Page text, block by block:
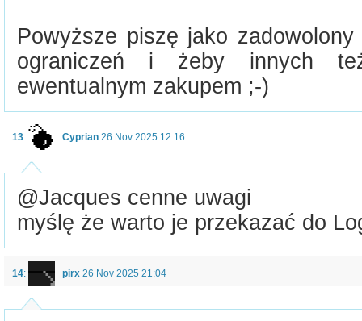
Powyższe piszę jako
ograniczeń i żeby innych
ewentualnym zakupem ;-)
13: Cyprian 26 Nov 2025 12:16
@Jacques cenne uwagi
myślę że warto je przekazać do
14: pirx 26 Nov 2025 21:04